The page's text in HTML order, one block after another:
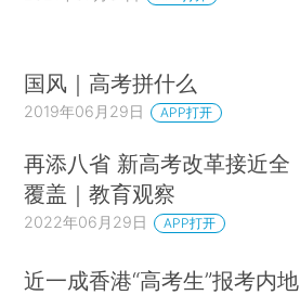
国风｜高考拼什么
2019年06月29日 APP打开
再添八省 新高考改革接近全
覆盖｜教育观察
2022年06月29日 APP打开
近一成香港“高考生”报考内地